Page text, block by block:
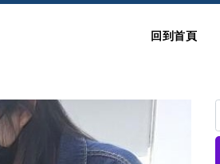
回到首頁